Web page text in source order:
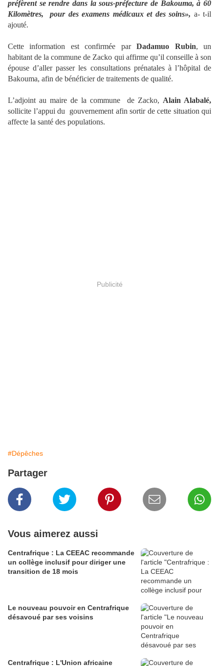
préfèrent se rendre dans la sous-préfecture de Bakouma, à 60
Kilomètres, pour des examens médicaux et des soins», a- t-il
ajouté.
Cette information est confirmée parDadamuo Rubin, un
habitant de la commune de Zacko qui affirme qu’il conseille à son
épouse d’aller passer les consultations prénatales à l’hôpital de
Bakouma, afin de bénéficier de traitements de qualité.
L’adjoint au maire de la commune de Zacko, Alain Alabalé,
sollicite l’appui du gouvernement afin sortir de cette situation qui
affecte la santé des populations.
Publicité
#Dépêches
Partager
Vous aimerez aussi
Centrafrique : La CEEAC recommande
un collège inclusif pour diriger une
transition de 18 mois
Le nouveau pouvoir en Centrafrique
désavoué par ses voisins
Centrafrique : L'Union africaine